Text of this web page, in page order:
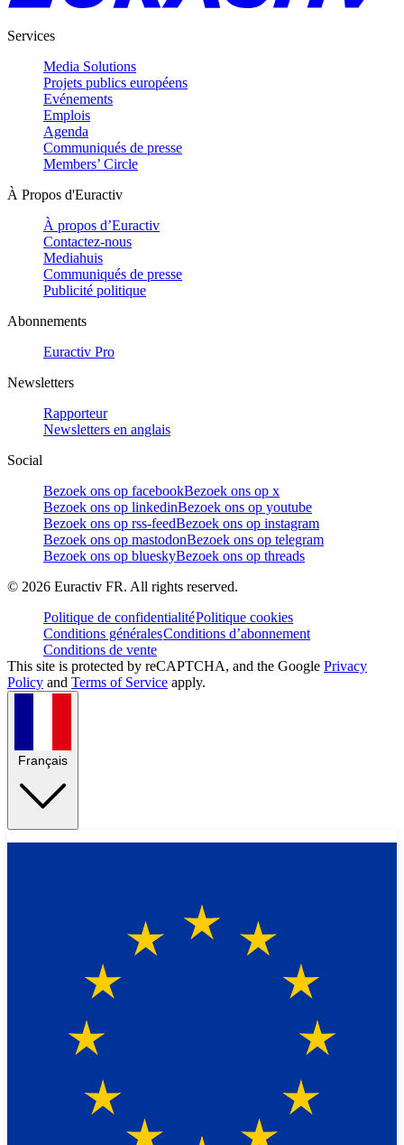
Services
Media Solutions
Projets publics européens
Evénements
Emplois
Agenda
Communiqués de presse
Members’ Circle
À Propos d'Euractiv
À propos d’Euractiv
Contactez-nous
Mediahuis
Communiqués de presse
Publicité politique
Abonnements
Euractiv Pro
Newsletters
Rapporteur
Newsletters en anglais
Social
Bezoek ons op facebookBezoek ons op x
Bezoek ons op linkedinBezoek ons op youtube
Bezoek ons op rss-feedBezoek ons op instagram
Bezoek ons op mastodonBezoek ons op telegram
Bezoek ons op blueskyBezoek ons op threads
© 2026 Euractiv FR. All rights reserved.
Politique de confidentialitéPolitique cookies
Conditions généralesConditions d’abonnement
Conditions de vente
This site is protected by reCAPTCHA, and the Google Privacy
Policy and Terms of Service apply.
Français